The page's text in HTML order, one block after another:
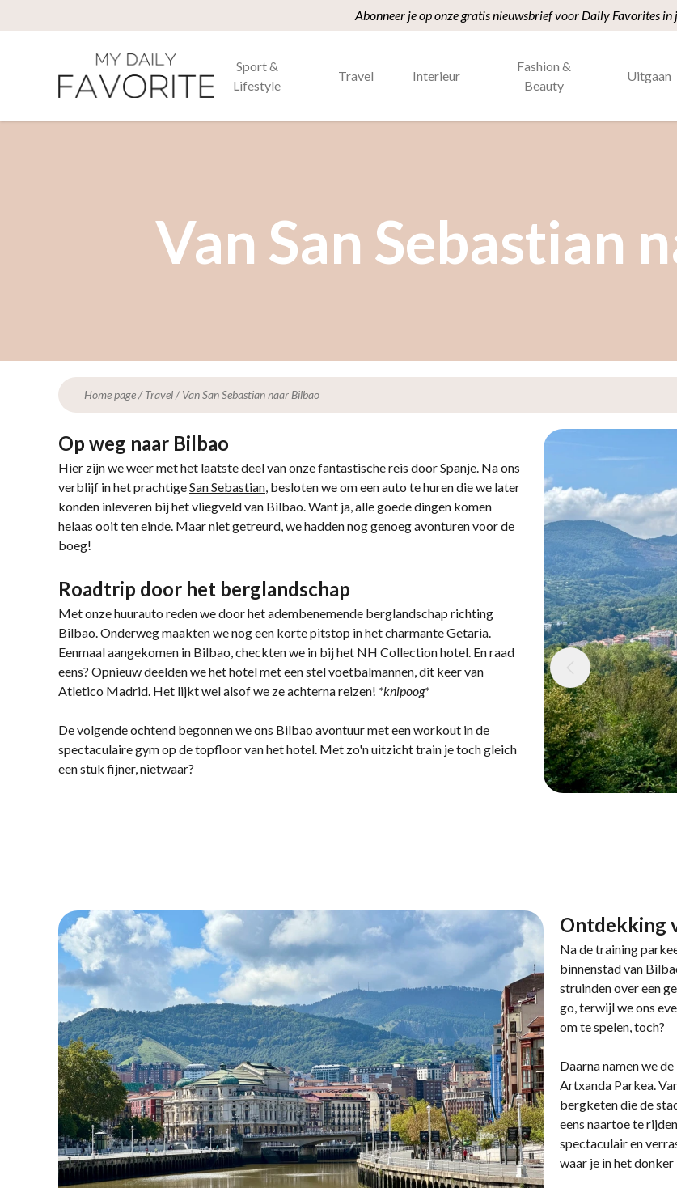
Abonneer je op onze gratis nieuwsbrief voor Daily Favorites
Sport &
Lifestyle
Travel Interieur
Fashion &
Beauty
Uitgaan
Van San Sebastian
Home page/Travel/Van San Sebastian naar Bilbao
Op weg naar Bilbao
Hier zijn we weer met het laatste deel van onze fantastische reis door Spanje. Na ons
verblijf in het prachtigeSan Sebastian, besloten we om een auto te huren die we later
konden inleveren bij het vliegveld van Bilbao. Want ja, alle goede dingen komen
helaas ooit ten einde. Maar niet getreurd, we hadden nog genoeg avonturen voor de
boeg!
Roadtrip door het berglandschap
Met onze huurauto reden we door het adembenemende berglandschap richting
Bilbao. Onderweg maakten we nog een korte pitstop in het charmante Getaria.
Eenmaal aangekomen in Bilbao, checkten we in bij het NH Collection hotel. En raad
eens? Opnieuw deelden we het hotel met een stel voetbalmannen, dit keer van
Atletico Madrid. Het lijkt wel alsof we ze achterna reizen! *knipoog*
De volgende ochtend begonnen we ons Bilbao avontuur met een workout in de
spectaculaire gym op de topfloor van het hotel. Met zo'n uitzicht train je toch gleich
een stuk fijner, nietwaar?
Ontdekking
Na de training
binnenstad van
struinden over een
go, terwijl we ons
om te spelen, toch?
Daarna namen we
Artxanda Parkea.
bergketen die de
eens naartoe te
spectaculair en
waar je in het